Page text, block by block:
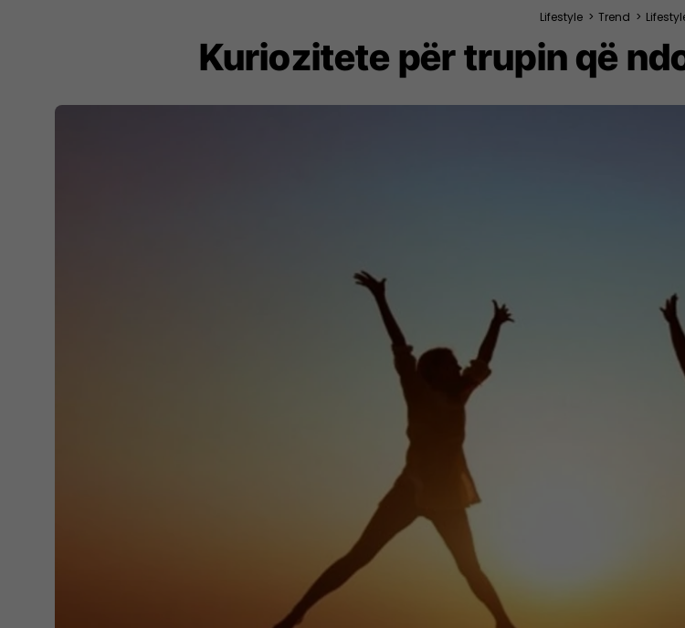
Lifestyle > Trend >
Kuriozitete për trupin që